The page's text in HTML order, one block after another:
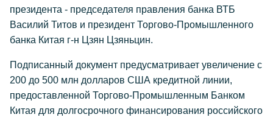
президента - председателя правления банка ВТБ
Василий Титов и президент Торгово-Промышленного
банка Китая г-н Цзян Цзяньцин.
Подписанный документ предусматривает увеличение с
200 до 500 млн долларов США кредитной линии,
предоставленной Торгово-Промышленным Банком
Китая для долгосрочного финансирования российского